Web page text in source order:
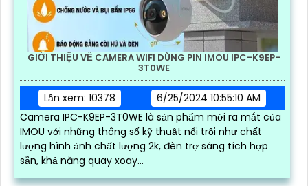
GIỚI THIỆU VỀ CAMERA WIFI DÙNG PIN IMOU IPC-K9EP-
3T0WE
Lần xem: 10378
6/25/2024 10:55:10 AM
Camera IPC-K9EP-3T0WE là sản phẩm mới ra mắt của
IMOU với những thông số kỹ thuật nổi trội như chất
lượng hình ảnh chất lượng 2k, đèn trợ sáng tích hợp
sẵn, khả năng quay xoay...